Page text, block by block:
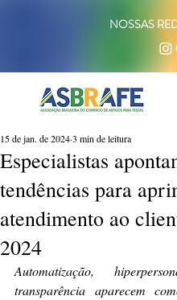
NOSSAS
Especialistas
tendências para
atendimento ao
2024
15 de jan. de 20243 min de leitura
Automatização,
transparência aparecem